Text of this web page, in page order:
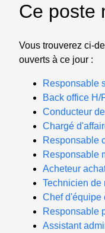
Ce poste
Vous trouverez ci-
ouverts à ce jour :
Responsable
Back office H/
Conducteur
Chargé
Responsable
Responsable
Acheteur
Technicien de
Chef d'équipe
Responsable
Assistant